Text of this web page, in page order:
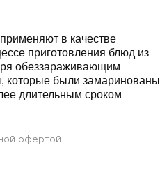
в качестве
приготовления блюд из
обеззараживающим
которые были замаринованы
длительным сроком
офертой